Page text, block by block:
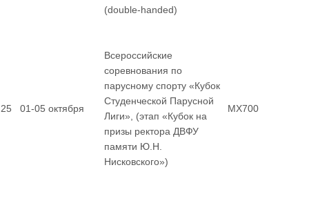
(double-handed)
25 01-05 октября
Всероссийские
соревнования по
парусному спорту «Кубок
Студенческой Парусной
Лиги», (этап «Кубок на
призы ректора ДВФУ
памяти Ю.Н.
Нисковского»)
MX700